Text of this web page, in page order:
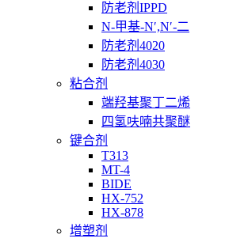
防老剂IPPD
N-甲基-N′,N′-二
防老剂4020
防老剂4030
粘合剂
端羟基聚丁二烯
四氢呋喃共聚醚
键合剂
T313
MT-4
BIDE
HX-752
HX-878
增塑剂